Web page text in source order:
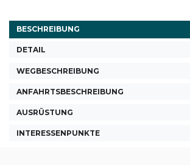
BESCHREIBUNG
DETAIL
WEGBESCHREIBUNG
ANFAHRTSBESCHREIBUNG
AUSRÜSTUNG
INTERESSENPUNKTE